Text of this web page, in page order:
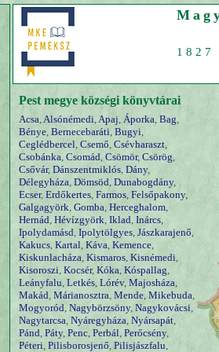
Pest megye községi könyvtárai
Acsa,Alsónémedi,Apaj, Áporka, Bag,
Bénye, Bernecebaráti, Bugyi,
Ceglédbercel, Csemő, Csévharaszt,
Csobánka, Csomád, Csömör, Csörög,
Csővár, Dánszentmiklós, Dány,
Délegyháza, Dömsöd, Dunabogdány,
Ecser, Erdőkertes, Farmos, Felsőpakony,
Galgagyörk, Gomba, Herceghalom,
Hernád, Hévízgyörk, Iklad, Inárcs,
Ipolydamásd, Ipolytölgyes, Jászkarajenő,
Kakucs, Kartal, Káva, Kemence,
Kiskunlacháza, Kismaros, Kisnémedi,
Kisoroszi, Kocsér, Kóka, Kóspallag,
Leányfalu, Letkés, Lórév, Majosháza,
Makád, Márianosztra, Mende, Mikebuda,
Mogyoród, Nagybörzsöny, Nagykovácsi,
Nagytarcsa, Nyáregyháza, Nyársapát,
Pánd, Páty, Penc, Perbál, Perőcsény,
Péteri, Pilisborosjenő, Pilisjászfalu,